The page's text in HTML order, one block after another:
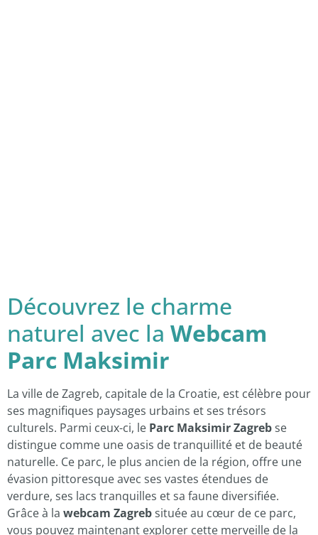
Découvrez le charme
naturel avec la Webсam
Parc Maksimir
La ville de Zagreb, capitale de la Croatie, est célèbre pour
ses magnifiques paysages urbains et ses trésors
culturels. Parmi ceux-ci, le Parc Maksimir Zagrebse
distingue comme une oasis de tranquillité et de beauté
naturelle. Ce parc, le plus ancien de la région, offre une
évasion pittoresque avec ses vastes étendues de
verdure, ses lacs tranquilles et sa faune diversifiée.
Grâce à la webcam Zagrebsituée au cœur de ce parc,
vous pouvez maintenant explorer cette merveille de la